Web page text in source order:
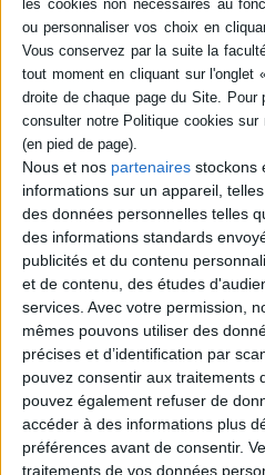
Nous et nos partenaires stockons
informations sur un appareil,
des données personnelles telles
des informations standards
publicités et du contenu
et de contenu, des études
services. Avec votre permission,
mêmes pouvons utiliser des
précises et d’identification par
pouvez consentir aux traitements
pouvez également refuser de
accéder à des informations plus
préférences avant de consentir.
traitements de vos données
Nos coups de cœur du moment
Découvrez les livres préférés de
Cho
Hildur
Auteur :Satu Rämö
Éditeur :Points
8,95 €